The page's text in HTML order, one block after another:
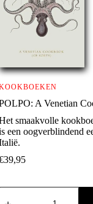
A Venetian
smaakvolle
een oogverblindend
39,95